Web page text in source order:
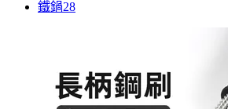
鐵鍋28